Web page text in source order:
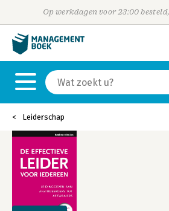
Op werkdagen voor 23:00
Leiderschap